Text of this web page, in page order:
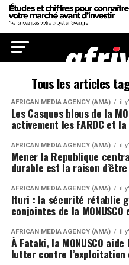
Tous les articles
AFRICAN MEDIA AGENCY (AMA) il
Les Casques bleus de la
activement les FARDC et
AFRICAN MEDIA AGENCY (AMA) il
Mener la Republique
durable est la raison d’être
AFRICAN MEDIA AGENCY (AMA) il
Ituri : la sécurité rétablie
conjointes de la MONUSCO
AFRICAN MEDIA AGENCY (AMA) il
À Fataki, la MONUSCO
lutter contre l’exploitation